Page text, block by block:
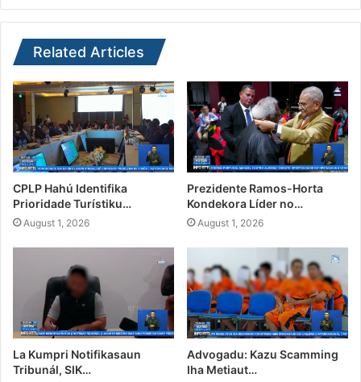
Related Articles
CPLP Hahú Identifika
Prioridade Turístiku…
August 1, 2026
Prezidente Ramos-Horta
Kondekora Líder no…
August 1, 2026
La Kumpri Notifikasaun
Tribunál, SIK…
Advogadu: Kazu Scamming
Iha Metiaut…